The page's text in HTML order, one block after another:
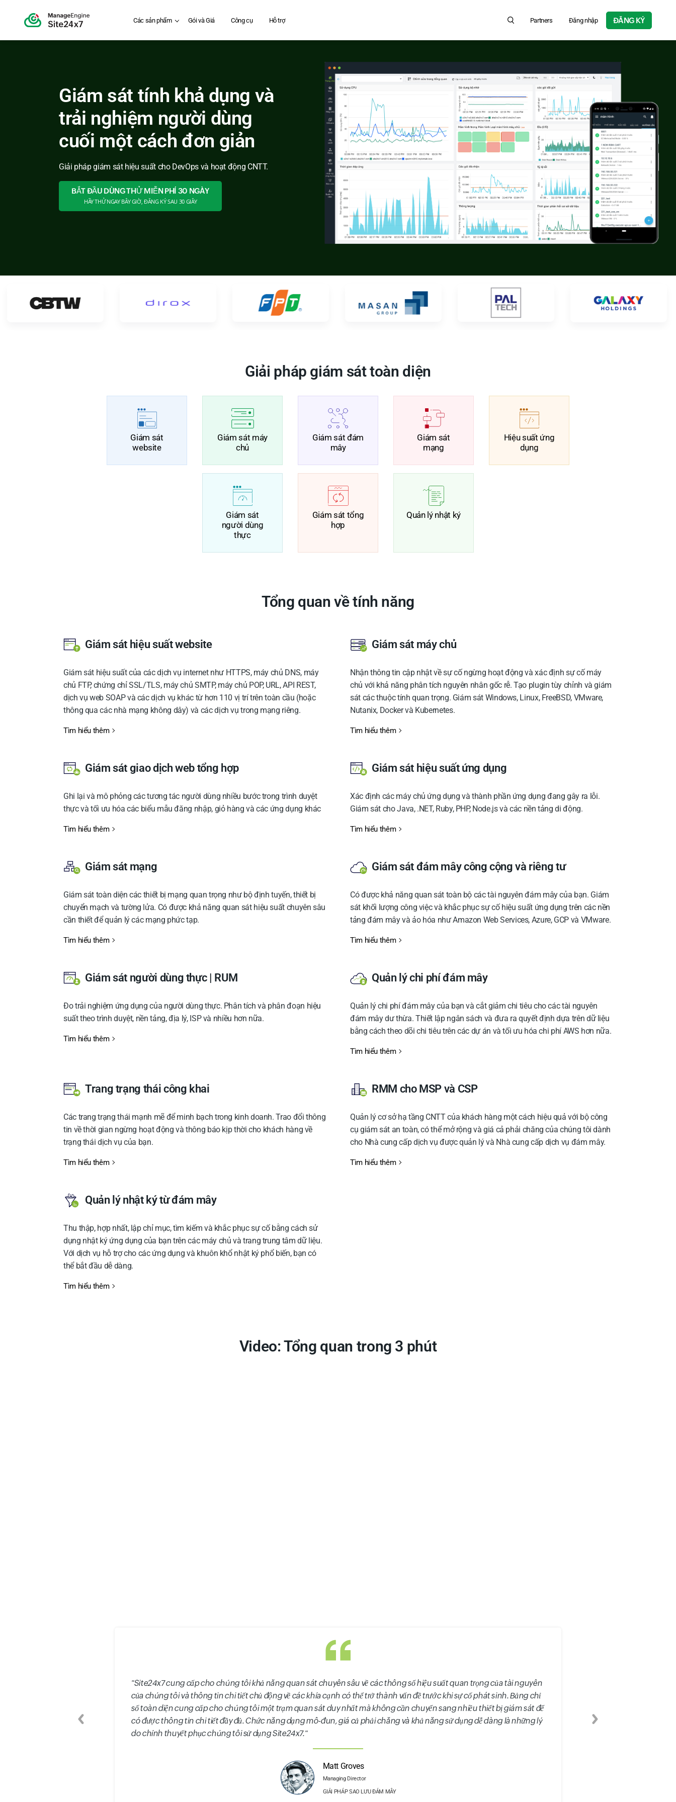
Các sản phẩm Gói và Giá Công cụ Hỗ trợ Search for product information, help articles, and more...
Partners Đăng nhập ĐĂNG KÝ
Giám sát tính khả dụng và
trải nghiệm người dùng
cuối một cách đơn giản
Giải pháp giám sát hiệu suất cho DevOps và hoạt động CNTT.
BẮT ĐẦU DÙNG THỬ MIỄN PHÍ 30 NGÀY
HÃY THỬ NGAY BÂY GIỜ, ĐĂNG KÝ SAU 30 GIÂY
Giải pháp giám sát toàn diện
Giám sát
website
Giám sát máy
chủ
Giám sát đám
mây
Giám sát
mạng
Hiệu suất ứng
dụng
Giám sát
người dùng
thực
Giám sát tổng
hợp
Quản lý nhật ký
Tổng quan về tính năng
Giám sát hiệu suất website
Giám sát hiệu suất của các dịch vụ internet như HTTPS, máy chủ DNS, máy
chủ FTP, chứng chỉ SSL/TLS, máy chủ SMTP, máy chủ POP, URL, API REST,
dịch vụ web SOAP và các dịch vụ khác từ hơn 110 vị trí trên toàn cầu (hoặc
thông qua các nhà mạng không dây) và các dịch vụ trong mạng riêng.
Tìm hiểu thêm
Giám sát máy chủ
Nhận thông tin cập nhật về sự cố ngừng hoạt động và xác định sự cố máy
chủ với khả năng phân tích nguyên nhân gốc rễ. Tạo plugin tùy chỉnh và giám
sát các thuộc tính quan trọng. Giám sát Windows, Linux, FreeBSD, VMware,
Nutanix, Docker và Kubernetes.
Tìm hiểu thêm
Giám sát giao dịch web tổng hợp
Ghi lại và mô phỏng các tương tác người dùng nhiều bước trong trình duyệt
thực và tối ưu hóa các biểu mẫu đăng nhập, giỏ hàng và các ứng dụng khác
Tìm hiểu thêm
Giám sát hiệu suất ứng dụng
Xác định các máy chủ ứng dụng và thành phần ứng dụng đang gây ra lỗi.
Giám sát cho Java, .NET, Ruby, PHP, Node.js và các nền tảng di động.
Tìm hiểu thêm
Giám sát mạng
Giám sát toàn diện các thiết bị mạng quan trọng như bộ định tuyến, thiết bị
chuyển mạch và tường lửa. Có được khả năng quan sát hiệu suất chuyên sâu
cần thiết để quản lý các mạng phức tạp.
Tìm hiểu thêm
Giám sát đám mây công cộng và riêng tư
Có được khả năng quan sát toàn bộ các tài nguyên đám mây của bạn. Giám
sát khối lượng công việc và khắc phục sự cố hiệu suất ứng dụng trên các nền
tảng đám mây và ảo hóa như Amazon Web Services, Azure, GCP và VMware.
Tìm hiểu thêm
Giám sát người dùng thực | RUM
Đo trải nghiệm ứng dụng của người dùng thực. Phân tích và phân đoạn hiệu
suất theo trình duyệt, nền tảng, địa lý, ISP và nhiều hơn nữa.
Tìm hiểu thêm
Quản lý chi phí đám mây
Quản lý chi phí đám mây của bạn và cắt giảm chi tiêu cho các tài nguyên
đám mây dư thừa. Thiết lập ngân sách và đưa ra quyết định dựa trên dữ liệu
bằng cách theo dõi chi tiêu trên các dự án và tối ưu hóa chi phí AWS hơn nữa.
Tìm hiểu thêm
Trang trạng thái công khai
Các trang trạng thái mạnh mẽ để minh bạch trong kinh doanh. Trao đổi thông
tin về thời gian ngừng hoạt động và thông báo kịp thời cho khách hàng về
trạng thái dịch vụ của bạn.
Tìm hiểu thêm
RMM cho MSP và CSP
Quản lý cơ sở hạ tầng CNTT của khách hàng một cách hiệu quả với bộ công
cụ giám sát an toàn, có thể mở rộng và giá cả phải chăng của chúng tôi dành
cho Nhà cung cấp dịch vụ được quản lý và Nhà cung cấp dịch vụ đám mây.
Tìm hiểu thêm
Quản lý nhật ký từ đám mây
Thu thập, hợp nhất, lập chỉ mục, tìm kiếm và khắc phục sự cố bằng cách sử
dụng nhật ký ứng dụng của bạn trên các máy chủ và trang trung tâm dữ liệu.
Với dịch vụ hỗ trợ cho các ứng dụng và khuôn khổ nhật ký phổ biến, bạn có
thể bắt đầu dễ dàng.
Tìm hiểu thêm
Video: Tổng quan trong 3 phút
"Site24x7 cung cấp cho chúng tôi khả năng quan sát chuyên sâu về các thông số hiệu suất quan trọng của tài nguyên
của chúng tôi và thông tin chi tiết chủ động về các khía cạnh có thể trở thành vấn đề trước khi sự cố phát sinh. Bảng chỉ
số toàn diện cung cấp cho chúng tôi một trạm quan sát duy nhất mà không cần chuyển sang nhiều thiết bị giám sát để
có được thông tin chi tiết đầy đủ. Chức năng dạng mô-đun, giá cả phải chăng và khả năng sử dụng dễ dàng là những lý
do chính thuyết phục chúng tôi sử dụng Site24x7."
Matt Groves
Managing Director
GIẢI PHÁP SAO LƯU ĐÁM MÂY
Trước đó Tiếp theo